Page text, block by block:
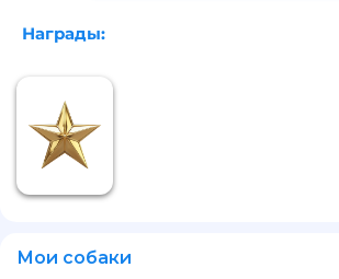
Награды:
Мои собаки